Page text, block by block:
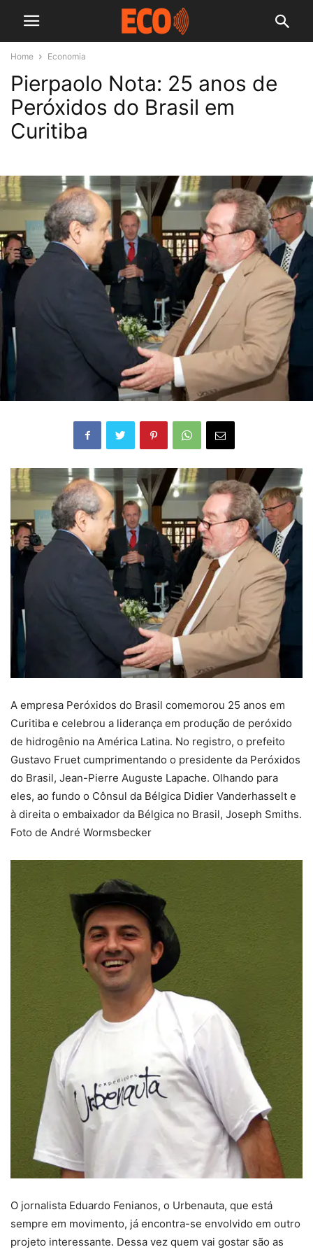
Home Economia
Pierpaolo Nota: 25 anos de
Peróxidos do Brasil em
Curitiba
A empresa Peróxidos do Brasil comemorou 25 anos em
Curitiba e celebrou a liderança em produção de peróxido
de hidrogênio na América Latina. No registro, o prefeito
Gustavo Fruet cumprimentando o presidente da Peróxidos
do Brasil, Jean-Pierre Auguste Lapache. Olhando para
eles, ao fundo o Cônsul da Bélgica Didier Vanderhasselt e
à direita o embaixador da Bélgica no Brasil, Joseph Smiths.
Foto de André Wormsbecker
O jornalista Eduardo Fenianos, o Urbenauta, que está
sempre em movimento, já encontra-se envolvido em outro
projeto interessante. Dessa vez quem vai gostar são as